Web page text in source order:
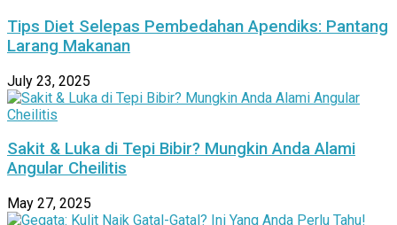
Tips Diet Selepas Pembedahan Apendiks: Pantang
Larang Makanan
July 23, 2025
Sakit & Luka di Tepi Bibir? Mungkin Anda Alami
Angular Cheilitis
May 27, 2025